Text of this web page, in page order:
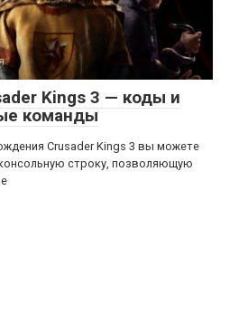
Kings 3 — коды и
команды
Crusader Kings 3 вы можете
строку, позволяющую